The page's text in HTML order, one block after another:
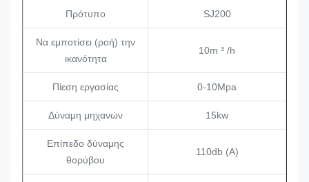
Πρότυπο SJ200
Να εμποτίσει (ροή) την
ικανότητα
10m ³ /h
Πίεση εργασίας 0-10Mpa
Δύναμη μηχανών 15kw
Επίπεδο δύναμης
θορύβου
110db (Α)